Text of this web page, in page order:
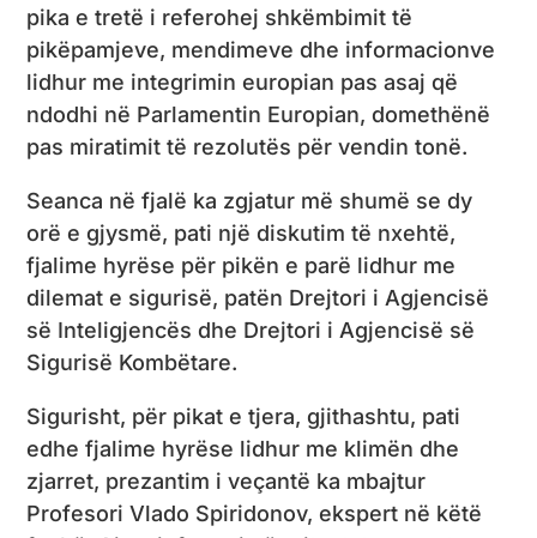
pika e tretë i referohej shkëmbimit të
pikëpamjeve, mendimeve dhe informacionve
lidhur me integrimin europian pas asaj që
ndodhi në Parlamentin Europian, domethënë
pas miratimit të rezolutës për vendin tonë.
Seanca në fjalë ka zgjatur më shumë se dy
orë e gjysmë, pati një diskutim të nxehtë,
fjalime hyrëse për pikën e parë lidhur me
dilemat e sigurisë, patën Drejtori i Agjencisë
së Inteligjencës dhe Drejtori i Agjencisë së
Sigurisë Kombëtare.
Sigurisht, për pikat e tjera, gjithashtu, pati
edhe fjalime hyrëse lidhur me klimën dhe
zjarret, prezantim i veçantë ka mbajtur
Profesori Vlado Spiridonov, ekspert në këtë